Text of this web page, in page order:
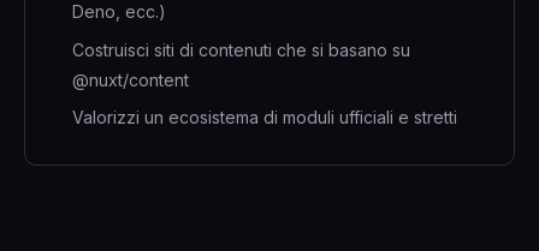
Deno, ecc.)
Costruisci siti di contenuti che si basano su
@nuxt/content
Valorizzi un ecosistema di moduli ufficiali e stretti